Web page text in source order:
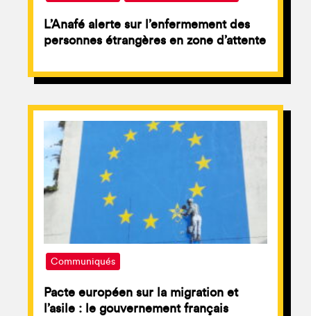
L’Anafé alerte sur l’enfermement des
personnes étrangères en zone d’attente
Communiqués
Pacte européen sur la migration et
l’asile : le gouvernement français